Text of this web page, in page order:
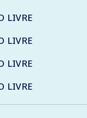
LIVRE
LIVRE
LIVRE
LIVRE